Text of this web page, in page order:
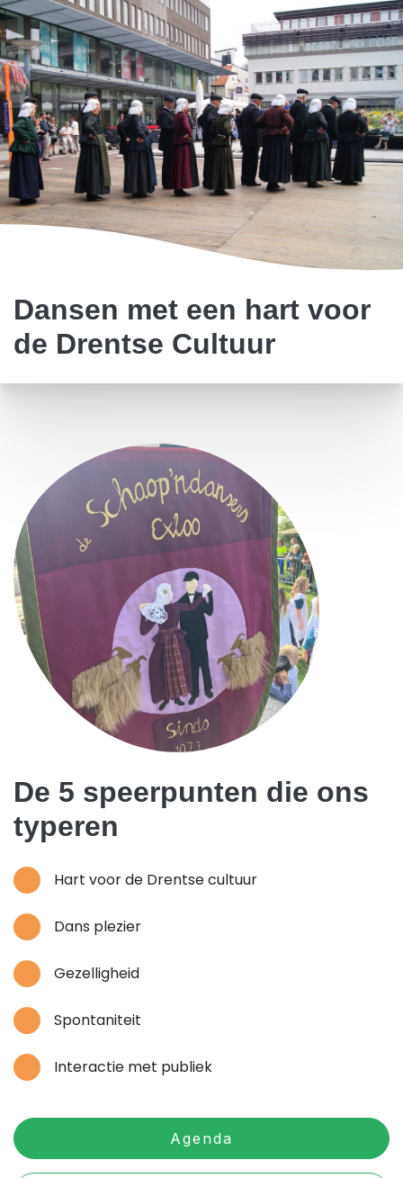
Dansen met een hart voor
de Drentse Cultuur
De 5 speerpunten die ons
typeren
Hart voor de Drentse cultuur
Dans plezier
Gezelligheid
Spontaniteit
Interactie met publiek
Agenda